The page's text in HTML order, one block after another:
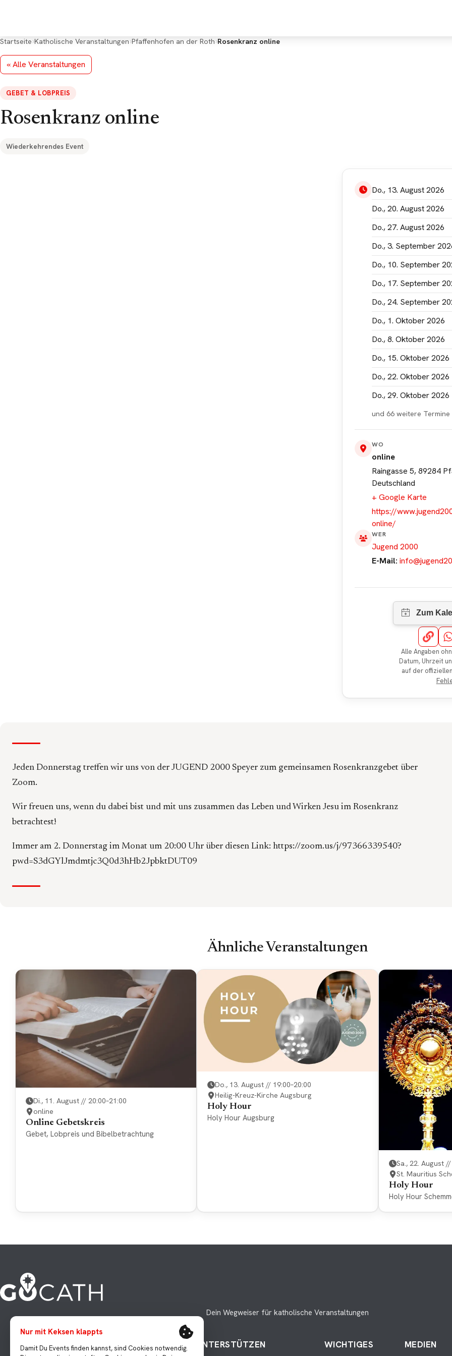
Startseite Katholische Veranstaltungen Pfaffenhofen an der Roth Rosenkranz online
« Alle Veranstaltungen
GEBET & LOBPREIS
Rosenkranz online
Wiederkehrendes Event
Do., 13. August 2026
Do., 20. August 2026
Do., 27. August 2026
Do., 3. September
Do., 10. September
Do., 17. September
Do., 24. September
Do., 1. Oktober 2026
Do., 8. Oktober 2026
Do., 15. Oktober 2026
Do., 22. Oktober 2026
Do., 29. Oktober 2026
und 66 weitere Termine
WO
online
Raingasse 5, 89284
Deutschland
+ Google Karte
https://
online/
WER
Jugend 2000
E-Mail:
Alle Angaben
Datum, Uhrzeit
auf der
Jeden Donnerstag treffen wir uns von der JUGEND 2000 Speyer zum gemeinsamen Rosenkranzgebet über
Zoom.
Wir freuen uns, wenn du dabei bist und mit uns zusammen das Leben und Wirken Jesu im Rosenkranz
betrachtest!
Immer am 2. Donnerstag im Monat um 20:00 Uhr über diesen Link: https://zoom.us/j/97366339540?
pwd=S3dGYlJmdmtjc3Q0d3hHb2JpbktDUT09
Ähnliche Veranstaltungen
Di., 11. August // 20:00–21:00
online
Online Gebetskreis
Gebet, Lobpreis und Bibelbetrachtung
Do., 13. August // 19:00–20:00
Heilig-Kreuz-Kirche Augsburg
Holy Hour
Holy Hour Augsburg
Sa., 22. August
St. Mauritius
Holy Hour
Holy Hour
Dein Wegweiser für katholische Veranstaltungen
KONTAKT UNTERSTÜTZEN WICHTIGES MEDIEN
Deine Rückmeldung *
E-Mail (optional, für Rückfragen)
Nur mit Keksen klappts
Damit Du Events finden kannst, sind Cookies notwendig.